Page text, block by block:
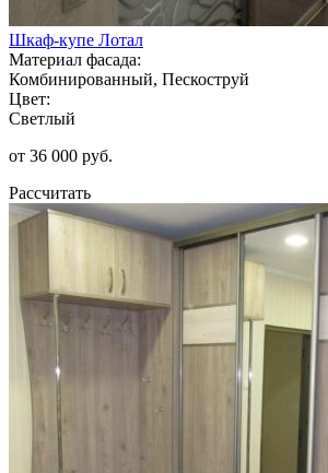
Шкаф-купе Лотал
Материал фасада:
Комбинированный, Пескоструй
Цвет:
Светлый
от 36 000 руб.
Рассчитать